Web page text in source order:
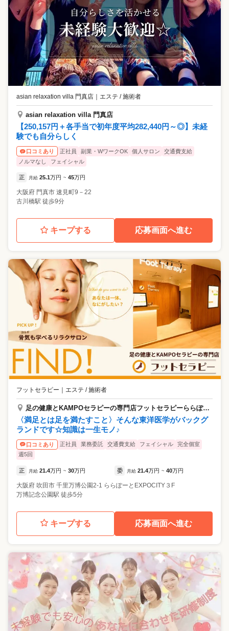
asian relaxation villa 門真店 エステ / 施術者
asian relaxation villa 門真店
【250,157円＋各手当で初年度平均282,440円～◎】未経
験でも自分らしく
口コミあり 正社員 副業・WワークOK 個人サロン
交通費支給
ノルマなし
フェイシャル
正 月給 25.1万円 ~ 45万円
大阪府 門真市 速見町9－22
古川橋駅 徒歩9分
キープする 応募画面へ進む
フットセラピー ｜ エステ / 施術者
足の健康とKAMPOセラピーの専門店フットセラピーららぽーと ＥＸＰＯＣＩＴＹ店
〈満足とは足を満たすこと〉そんな東洋医学がバックグ
ランドです☆知識は一生モノ♪
口コミあり 正社員 業務委託 交通費支給 フェイシャル
完全個室
週5回
正 月給 21.4万円 ~ 30万円 委 月給 21.4万円 ~ 40万円
大阪府 吹田市 千里万博公園2-1 ららぽーとEXPOCITY３F
万博記念公園駅 徒歩5分
キープする 応募画面へ進む